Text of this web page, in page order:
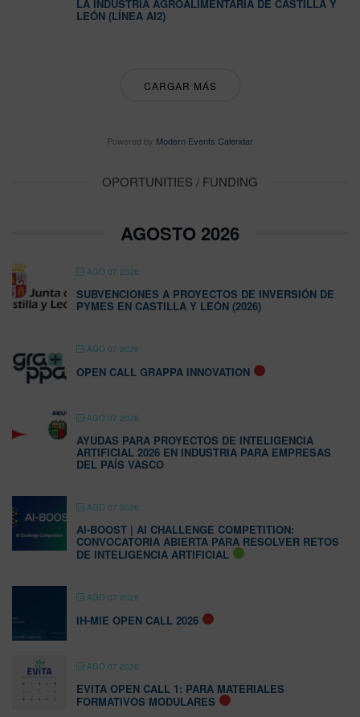
LA INDUSTRIA AGROALIMENTARIA DE CASTILLA Y
LEÓN (LÍNEA AI2)
CARGAR MÁS
Powered by Modern Events Calendar
OPORTUNITIES / FUNDING
AGOSTO 2026
AGO 07 2026
SUBVENCIONES A PROYECTOS DE INVERSIÓN DE
PYMES EN CASTILLA Y LEÓN (2026)
AGO 07 2026
OPEN CALL GRAPPA INNOVATION
AGO 07 2026
AYUDAS PARA PROYECTOS DE INTELIGENCIA
ARTIFICIAL 2026 EN INDUSTRIA PARA EMPRESAS
DEL PAÍS VASCO
AGO 07 2026
AI-BOOST | AI CHALLENGE COMPETITION:
CONVOCATORIA ABIERTA PARA RESOLVER RETOS
DE INTELIGENCIA ARTIFICIAL
AGO 07 2026
IH-MIE OPEN CALL 2026
AGO 07 2026
EVITA OPEN CALL 1: PARA MATERIALES
FORMATIVOS MODULARES